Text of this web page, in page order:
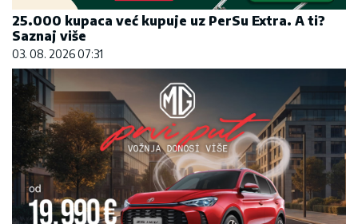
25.000 kupaca već kupuje uz PerSu Extra. A ti?
Saznaj više
03. 08. 2026 07:31